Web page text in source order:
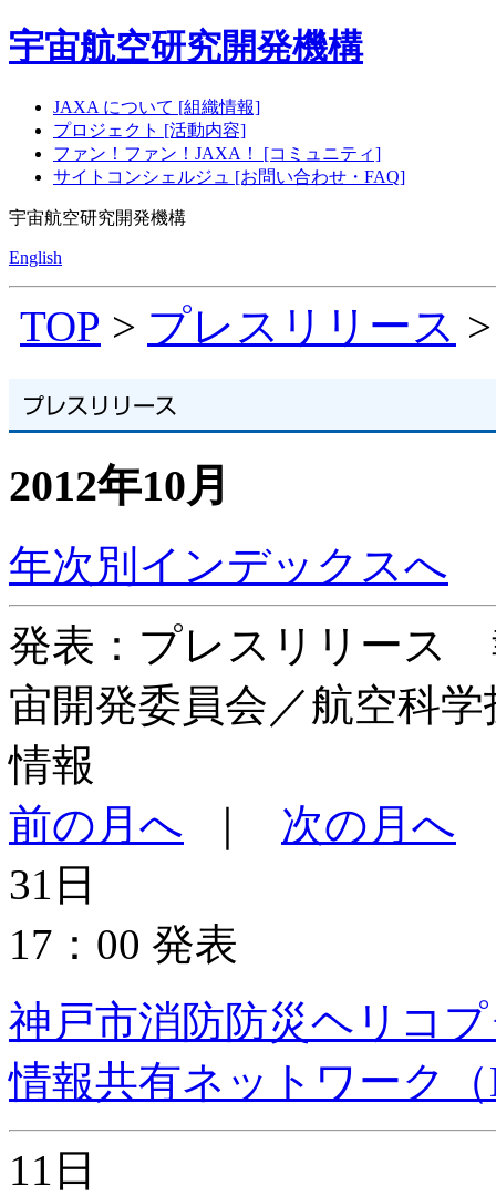
宇宙航空研究開発機構
JAXA について [組織情報]
プロジェクト [活動内容]
ファン！ファン！JAXA！ [コミュニティ]
サイトコンシェルジュ [お問い合わせ・FAQ]
宇宙航空研究開発機構
English
TOP > プレスリリース
2012年10月
年次別インデックスへ
発表：プレスリリース
宙開発委員会／航空科
情報
前の月へ
次の月へ
31日
17：00 発表
神戸市消防防災ヘリコ
情報共有ネットワーク
11日